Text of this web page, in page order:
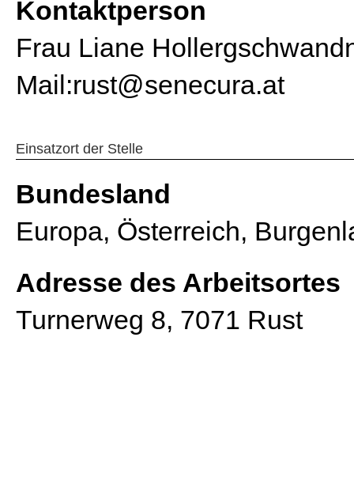
Kontaktperson
Frau Liane
Mail:rust@senecura.at
Einsatzort der Stelle
Bundesland
Europa, Österreich,
Adresse des Arbeitsortes
Turnerweg 8, 7071 Rust